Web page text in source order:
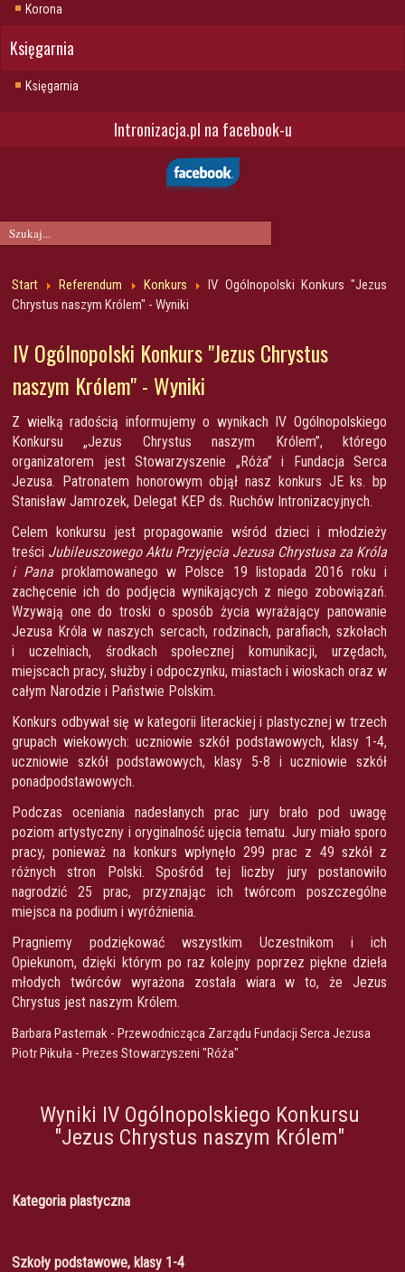
Korona
Księgarnia
Księgarnia
Intronizacja.pl na facebook-u
Start Referendum Konkurs
IV Ogólnopolski Konkurs "Jezus
Chrystus naszym Królem" - Wyniki
IV Ogólnopolski Konkurs "Jezus Chrystus
naszym Królem" - Wyniki
Z wielką radością informujemy o wynikach IV Ogólnopolskiego
Konkursu „Jezus Chrystus naszym Królem”, którego
organizatorem jest Stowarzyszenie „Róża” i Fundacja Serca
Jezusa. Patronatem honorowym objął nasz konkurs JE ks. bp
Stanisław Jamrozek, Delegat KEP ds. Ruchów Intronizacyjnych.
Celem konkursu jest propagowanie wśród dzieci i młodzieży
treści Jubileuszowego Aktu Przyjęcia Jezusa Chrystusa za Króla
i Panaproklamowanego w Polsce 19 listopada 2016 roku i
zachęcenie ich do podjęcia wynikających z niego zobowiązań.
Wzywają one do troski o sposób życia wyrażający panowanie
Jezusa Króla w naszych sercach, rodzinach, parafiach, szkołach
i uczelniach, środkach społecznej komunikacji, urzędach,
miejscach pracy, służby i odpoczynku, miastach i wioskach oraz w
całym Narodzie i Państwie Polskim.
Konkurs odbywał się w kategorii literackiej i plastycznej w trzech
grupach wiekowych: uczniowie szkół podstawowych, klasy 1-4,
uczniowie szkół podstawowych, klasy 5-8 i uczniowie szkół
ponadpodstawowych.
Podczas oceniania nadesłanych prac jury brało pod uwagę
poziom artystyczny i oryginalność ujęcia tematu. Jury miało sporo
pracy, ponieważ na konkurs wpłynęło 299 prac z 49 szkół z
różnych stron Polski. Spośród tej liczby jury postanowiło
nagrodzić 25 prac, przyznając ich twórcom poszczególne
miejsca na podium i wyróżnienia.
Pragniemy podziękować wszystkim Uczestnikom i ich
Opiekunom, dzięki którym po raz kolejny poprzez piękne dzieła
młodych twórców wyrażona została wiara w to, że Jezus
Chrystus jest naszym Królem.
Barbara Pasternak - Przewodnicząca Zarządu Fundacji Serca Jezusa
Piotr Pikuła - Prezes Stowarzyszeni "Róża"
Wyniki IV Ogólnopolskiego Konkursu
"Jezus Chrystus naszym Królem"
Kategoria plastyczna
Szkoły podstawowe, klasy 1-4